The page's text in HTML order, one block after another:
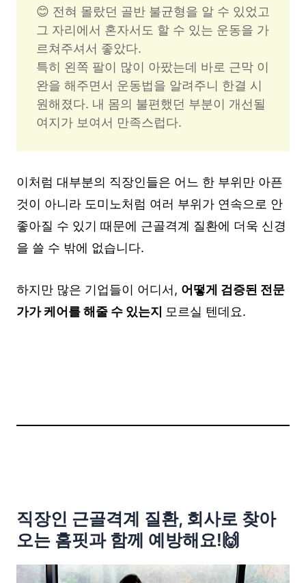
😊 전혀 몰랐던 골반 불균형을 알 수 있었고
그 자리에서 혼자서도 할 수 있는 운동을 가
르쳐주셔서 좋았다.
특히 왼쪽 팔이 많이 아팠는데 바로 근막 이
완을 해주면서 운동법을 알려주니 한결 시
원해졌다. 내 몸의 불편했던 부분이 개선될
여지가 보여서 만족스럽다.
이처럼 대부분의 직장인들은 어느 한 부위만 아픈
것이 아니라 도미노처럼 여러 부위가 연속으로 안
좋아질 수 있기 때문에 근골격계 질환에 더욱 신경
을 쓸 수 밖에 없습니다.
하지만 많은 기업들이 어디서, 어떻게 검증된 전문
가가 케어를 해줄 수 있는지 모르실 텐데요.
직장인 근골격계 질환, 회사로 찾아
오는 홈핏과 함께 예방해요!🙌